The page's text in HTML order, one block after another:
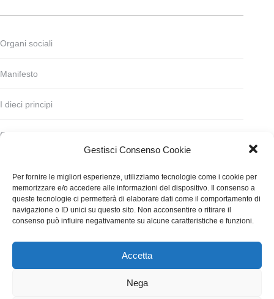
Gestisci Consenso Cookie
Per fornire le migliori esperienze, utilizziamo tecnologie come i cookie per
memorizzare e/o accedere alle informazioni del dispositivo. Il consenso a
queste tecnologie ci permetterà di elaborare dati come il comportamento di
navigazione o ID unici su questo sito. Non acconsentire o ritirare il
consenso può influire negativamente su alcune caratteristiche e funzioni.
Accetta
Nega
Organi sociali
Manifesto
I dieci principi
Codice deontologico
Finanziamento
Contatti
+39 347 2461036